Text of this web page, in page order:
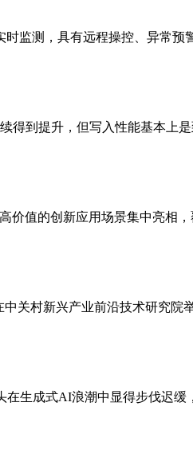
监测，具有远程操控、异常预
得到提升，但写入性能基本上
值的创新应用场景集中亮相
关村新兴产业前沿技术研究院
生成式AI浪潮中显得步伐迟缓